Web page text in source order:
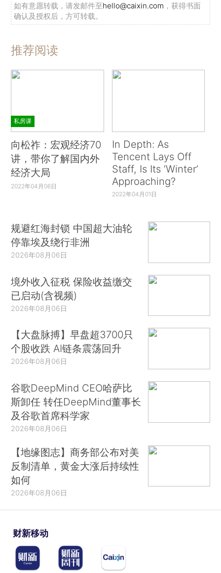
如有意愿转载，请发邮件至hello@caixin.com ，获得书面
确认及授权后，方可转载。
推荐阅读
私房课
向松祚：宏观经济70
讲，带你了解国内外
经济大局
2022年04月06日
In Depth: As
Tencent Lays Off
Staff, Is Its ‘Winter’
Approaching?
2022年04月01日
规避红海封锁 中国超大油轮
停靠埃及绕行非洲
2026年08月06日
境外收入征税 保险收益缴交
已启动(含视频)
2026年08月06日
【大盘脉搏】早盘超3700只
个股收跌 AI链条震荡回升
2026年08月06日
谷歌DeepMind CEO哈萨比
斯卸任 转任DeepMind董事长
及谷歌首席科学家
2026年08月06日
【地缘图志】商务部公布对美
反制清单，黄金大涨后持续性
如何
2026年08月06日
财新移动